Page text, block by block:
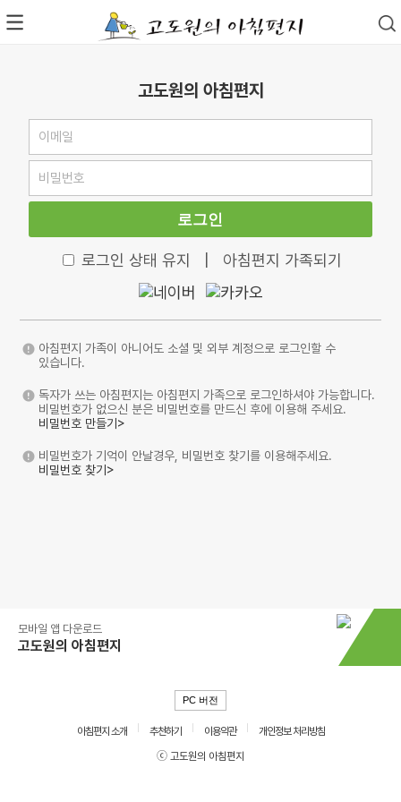
고도원의 아침편지
로그인
로그인 상태 유지 아침편지 가족되기
아침편지 가족이 아니어도 소셜 및 외부 계정으로 로그인할 수
있습니다.
독자가 쓰는 아침편지는 아침편지 가족으로 로그인하셔야 가능합니다.
비밀번호가 없으신 분은 비밀번호를 만드신 후에 이용해 주세요.
비밀번호 만들기>
비밀번호가 기억이 안날경우, 비밀번호 찾기를 이용해주세요.
비밀번호 찾기>
모바일 앱 다운로드
고도원의 아침편지
PC 버전
아침편지 소개 추천하기 이용약관
개인정보 처리방침
ⓒ 고도원의 아침편지